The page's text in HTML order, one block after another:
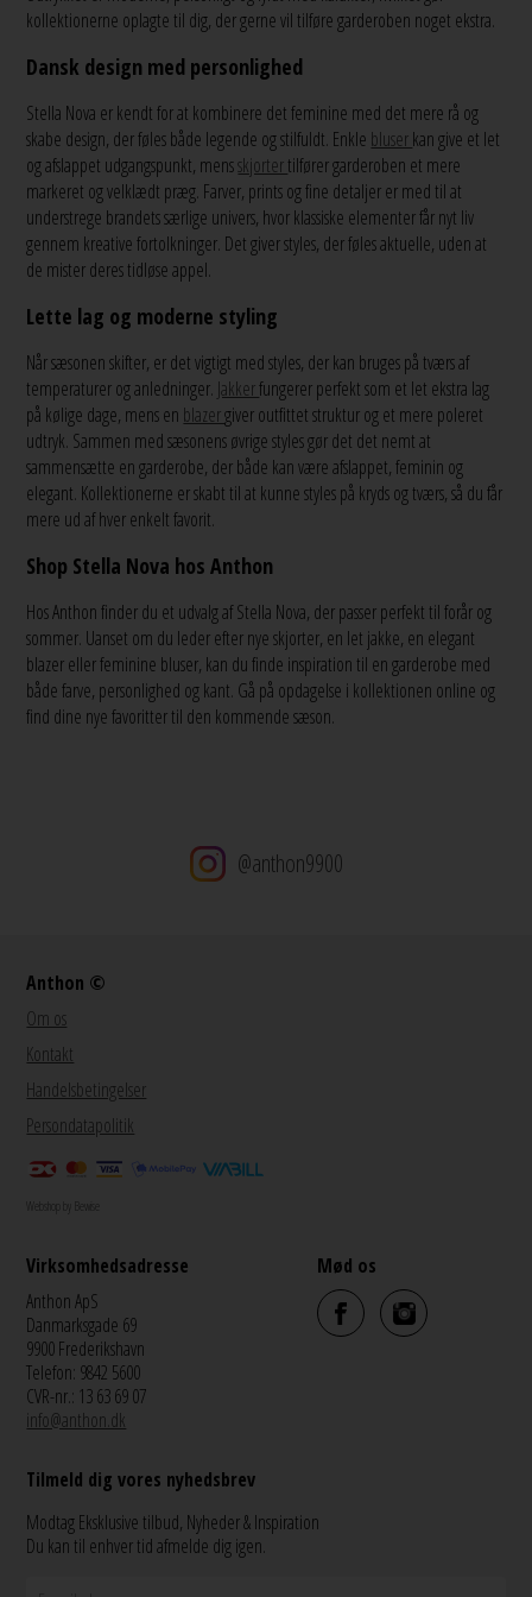
kollektionerne oplagte til dig, der gerne vil tilføre garderoben noget ekstra.
Dansk design med personlighed
Stella Nova er kendt for at kombinere det feminine med det mere rå og
skabe design, der føles både legende og stilfuldt. Enkle bluserkan give et let
og afslappet udgangspunkt, mensskjortertilfører garderoben et mere
markeret og velklædt præg. Farver, prints og fine detaljer er med til at
understrege brandets særlige univers, hvor klassiske elementer får nyt liv
gennem kreative fortolkninger. Det giver styles, der føles aktuelle, uden at
de mister deres tidløse appel.
Lette lag og moderne styling
Når sæsonen skifter, er det vigtigt med styles, der kan bruges på tværs af
temperaturer og anledninger. Jakkerfungerer perfekt som et let ekstra lag
på kølige dage, mens en blazergiver outfittet struktur og et mere poleret
udtryk. Sammen med sæsonens øvrige styles gør det det nemt at
sammensætte en garderobe, der både kan være afslappet, feminin og
elegant. Kollektionerne er skabt til at kunne styles på kryds og tværs, så du får
mere ud af hver enkelt favorit.
Shop Stella Nova hos Anthon
Hos Anthon finder du et udvalg af Stella Nova, der passer perfekt til forår og
sommer. Uanset om du leder efter nye skjorter, en let jakke, en elegant
blazer eller feminine bluser, kan du finde inspiration til en garderobe med
både farve, personlighed og kant. Gå på opdagelse i kollektionen online og
find dine nye favoritter til den kommende sæson.
@anthon9900
Anthon ©
Om os
Kontakt
Handelsbetingelser
Persondatapolitik
Webshop by Bewise
Virksomhedsadresse
Anthon ApS
Danmarksgade 69
9900 Frederikshavn
Telefon: 9842 5600
CVR-nr.: 13 63 69 07
info@anthon.dk
Mød os
Tilmeld dig vores nyhedsbrev
Modtag Eksklusive tilbud, Nyheder & Inspiration
Du kan til enhver tid afmelde dig igen.